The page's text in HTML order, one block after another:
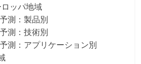
ッパ地域
測：製品別
測：技術別
測：アプリケーション別